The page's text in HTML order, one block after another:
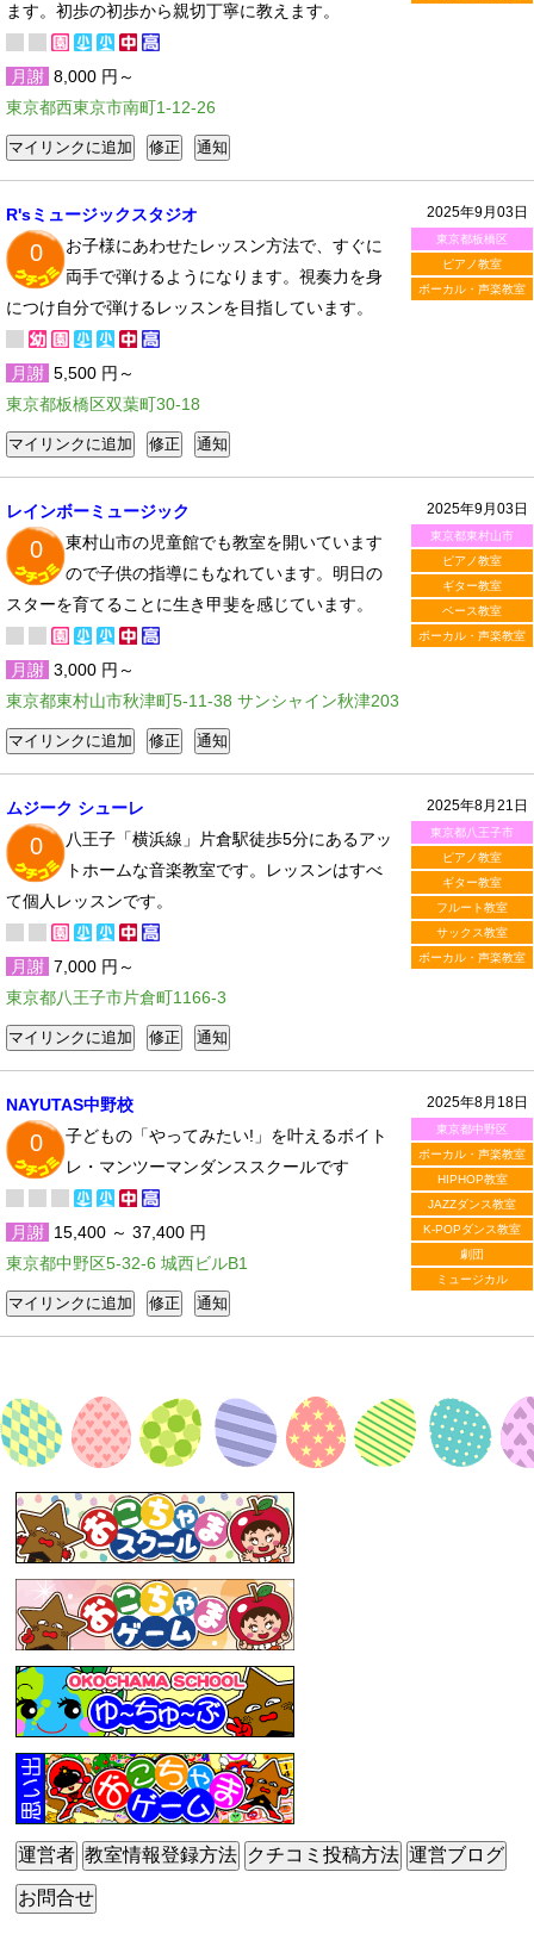
ます。初歩の初歩から親切丁寧に教えます。
月謝 8,000 円～
東京都西東京市南町1-12-26
2025年9月03日
東京都板橋区
ピアノ教室
ボーカル・声楽教室
R'sミュージックスタジオ
0
お子様にあわせたレッスン方法で、すぐに
両手で弾けるようになります。視奏力を身
につけ自分で弾けるレッスンを目指しています。
月謝 5,500 円～
東京都板橋区双葉町30-18
2025年9月03日
東京都東村山市
ピアノ教室
ギター教室
ベース教室
ボーカル・声楽教室
レインボーミュージック
0
東村山市の児童館でも教室を開いています
ので子供の指導にもなれています。明日の
スターを育てることに生き甲斐を感じています。
月謝 3,000 円～
東京都東村山市秋津町5-11-38 サンシャイン秋津203
2025年8月21日
東京都八王子市
ピアノ教室
ギター教室
フルート教室
サックス教室
ボーカル・声楽教室
ムジーク シューレ
0
八王子「横浜線」片倉駅徒歩5分にあるアッ
トホームな音楽教室です。レッスンはすべ
て個人レッスンです。
月謝 7,000 円～
東京都八王子市片倉町1166-3
2025年8月18日
東京都中野区
ボーカル・声楽教室
HIPHOP教室
JAZZダンス教室
K-POPダンス教室
劇団
ミュージカル
NAYUTAS中野校
0
子どもの「やってみたい!」を叶えるボイト
レ・マンツーマンダンススクールです
月謝 15,400 ～ 37,400 円
東京都中野区5-32-6 城西ビルB1